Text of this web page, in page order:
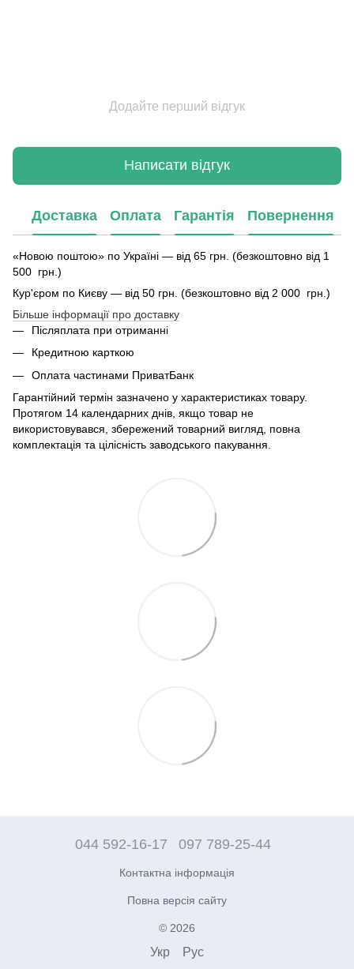
Додайте перший відгук
Написати відгук
Доставка Оплата Гарантія Повернення
«Новою поштою» по Україні — від 65 грн. (безкоштовно від 1
500 грн.)
Кур'єром по Києву — від 50 грн. (безкоштовно від 2 000 грн.)
Більше інформації про доставку
Післяплата при отриманні
Кредитною карткою
Оплата частинами ПриватБанк
Гарантійний термін зазначено у характеристиках товару.
Протягом 14 календарних днів, якщо товар не
використовувався, збережений товарний вигляд, повна
комплектація та цілісність заводського пакування.
044 592-16-17 097 789-25-44
Контактна інформація
Повна версія сайту
© 2026
Укр Рус